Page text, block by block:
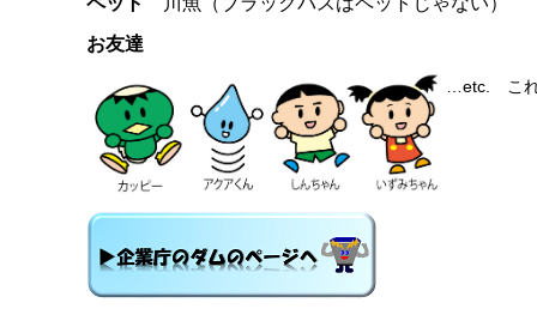
お友達
…etc. これ